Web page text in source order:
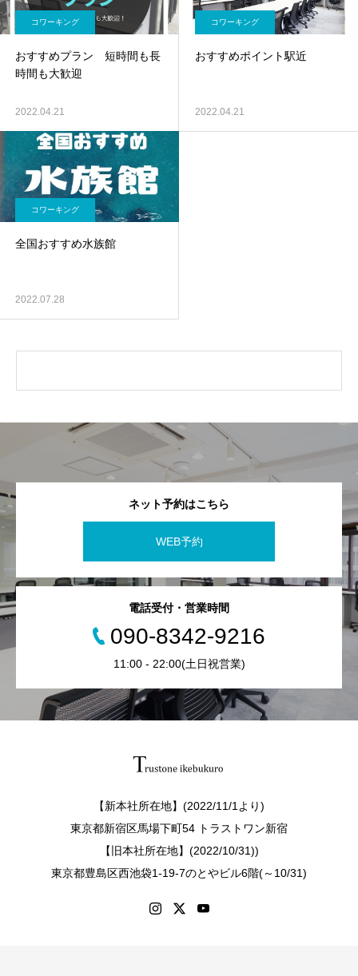
コワーキング
おすすめプラン 短時間も長
時間も大歓迎
2022.04.21
コワーキング
おすすめポイント駅近
2022.04.21
コワーキング
全国おすすめ水族館
2022.07.28
ネット予約はこちら
WEB予約
電話受付・営業時間
090-8342-9216
11:00 - 22:00(土日祝営業)
【新本社所在地】(2022/11/1より)
東京都新宿区馬場下町54 トラストワン新宿
【旧本社所在地】(2022/10/31))
東京都豊島区西池袋1-19-7のとやビル6階(～10/31)